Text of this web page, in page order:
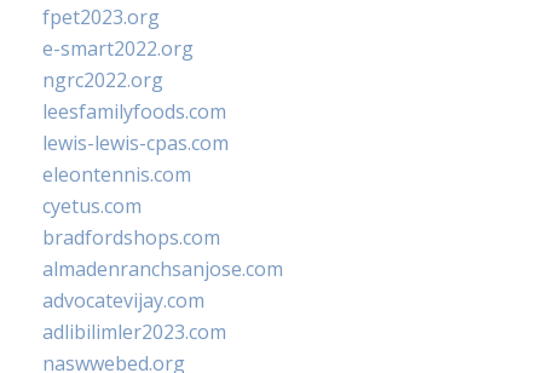
fpet2023.org
e-smart2022.org
ngrc2022.org
leesfamilyfoods.com
lewis-lewis-cpas.com
eleontennis.com
cyetus.com
bradfordshops.com
almadenranchsanjose.com
advocatevijay.com
adlibilimler2023.com
naswwebed.org